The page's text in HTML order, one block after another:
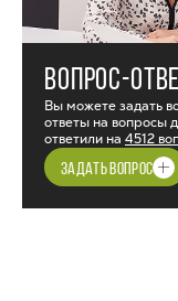
ВОПРОС-
Вы можете задать
ответы на вопросы
ответили на 4512
ЗАДАТЬ ВОПРОС